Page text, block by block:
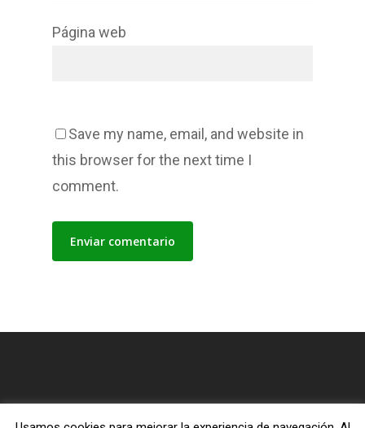
Página web
Save my name, email, and website in
this browser for the next time I
comment.